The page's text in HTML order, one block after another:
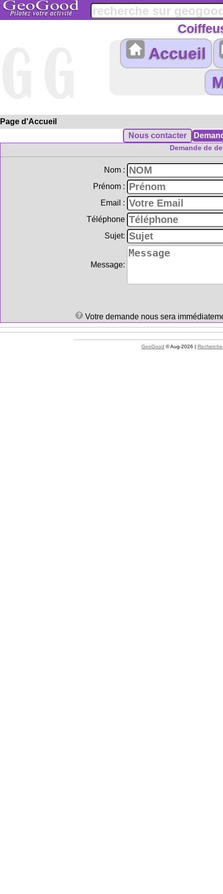
Accueil
Page d'Accueil
Demande de
Nom :
Prénom :
Email :
Téléphone
Sujet:
Message:
Votre demande nous sera
GeoGood © Aug-2026 |